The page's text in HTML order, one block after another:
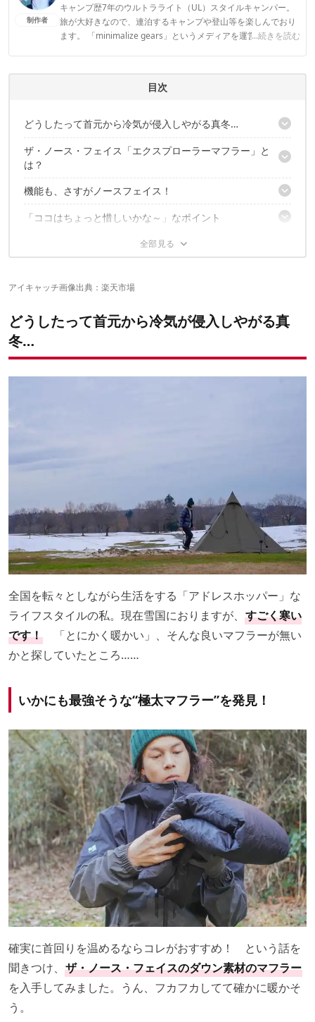
制作者
キャンプ歴7年のウルトラライト（UL）スタイルキャンパー。
旅が大好きなので、連泊するキャンプや登山等を楽しんでおり
ます。 「minimalize gears」というメディアを運営していて、
...続きを読む
CAMPたかにぃのプロフィール
目次
どうしたって首元から冷気が侵入しやがる真冬…
いかにも最強そうな“極太マフラー”を発見！
ザ・ノース・フェイス「エクスプローラーマフラー」と
は？
襟元の開いた服装との相性が◎
巻くだけでオシャレ上手に見える、手軽さもありがたい
機能も、さすがノースフェイス！
遠赤外線効果で、しっかり暖かい
ワンタッチで着脱できるから、手間取らない
ヒンヤリ感控えめなのが、冬にありがたい…
「ココはちょっと惜しいかな～」なポイント
防寒もオシャレも一気に叶う便利アイテム！
アイキャッチ画像出典： 楽天市場
どうしたって首元から冷気が侵入しやがる真
冬…
全国を転々としながら生活をする「アドレスホッパー」な
ライフスタイルの私。現在雪国におりますが、 すごく寒い
です！ 「とにかく暖かい」、そんな良いマフラーが無い
かと探していたところ……
いかにも最強そうな“極太マフラー”を発見！
確実に首回りを温めるならコレがおすすめ！ という話を
聞きつけ、 ザ・ノース・フェイスのダウン素材のマフラー
を入手してみました。うん、フカフカしてて確かに暖かそ
う。